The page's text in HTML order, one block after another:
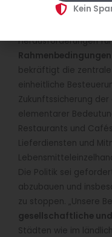
Aussichten sind mau
Herausforderungen
Rahmenbedingungen
bekräftigt die zentrale
einheitliche
Zukunftssicherung
elementarer
Restaurants und
Lieferdiensten und
Die Politik sei
abzubauen und
zu stoppen. „Unsere
gesellschaftliche
Städten wie im
Kein